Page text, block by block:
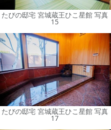
たびの邸宅 宮城蔵王ひこ星館 写真
15
たびの邸宅 宮城蔵王ひこ星館 写真
17